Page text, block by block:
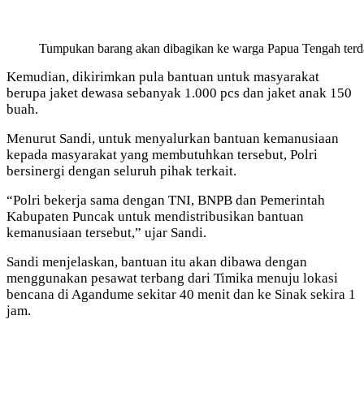
Tumpukan barang akan dibagikan ke warga Papua Tengah
Kemudian, dikirimkan pula bantuan untuk masyarakat
berupa jaket dewasa sebanyak 1.000 pcs dan jaket anak 150
buah.
Menurut Sandi, untuk menyalurkan bantuan kemanusiaan
kepada masyarakat yang membutuhkan tersebut, Polri
bersinergi dengan seluruh pihak terkait.
“Polri bekerja sama dengan TNI, BNPB dan Pemerintah
Kabupaten Puncak untuk mendistribusikan bantuan
kemanusiaan tersebut,” ujar Sandi.
Sandi menjelaskan, bantuan itu akan dibawa dengan
menggunakan pesawat terbang dari Timika menuju lokasi
bencana di Agandume sekitar 40 menit dan ke Sinak sekira 1
jam.